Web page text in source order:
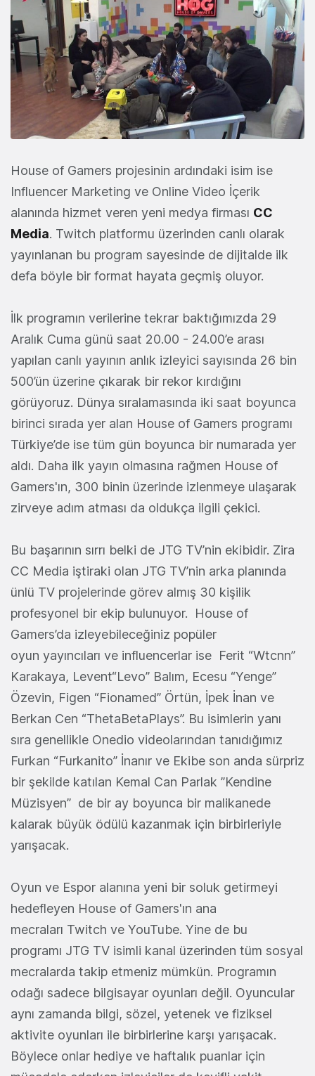
House of Gamers projesinin ardındaki isim ise
Influencer Marketing ve Online Video İçerik
alanında hizmet veren yeni medya firması CC
Media. Twitch platformu üzerinden canlı olarak
yayınlanan bu program sayesinde de dijitalde ilk
defa böyle bir format hayata geçmiş oluyor.
İlk programın verilerine tekrar baktığımızda 29
Aralık Cuma günü saat 20.00 - 24.00’e arası
yapılan canlı yayının anlık izleyici sayısında 26 bin
500’ün üzerine çıkarak bir rekor kırdığını
görüyoruz. Dünya sıralamasında iki saat boyunca
birinci sırada yer alan House of Gamers programı
Türkiye’de ise tüm gün boyunca bir numarada yer
aldı. Daha ilk yayın olmasına rağmen House of
Gamers'ın, 300 binin üzerinde izlenmeye ulaşarak
zirveye adım atması da oldukça ilgili çekici.
Bu başarının sırrı belki de JTG TV’nin ekibidir. Zira
CC Media iştiraki olan JTG TV’nin arka planında
ünlü TV projelerinde görev almış 30 kişilik
profesyonel bir ekip bulunuyor. House of
Gamers’da izleyebileceğiniz popüler
oyun yayıncıları ve influencerlar ise Ferit “Wtcnn”
Karakaya, Levent“Levo” Balım, Ecesu “Yenge”
Özevin, Figen “Fionamed” Örtün, İpek İnan ve
Berkan Cen “ThetaBetaPlays”. Bu isimlerin yanı
sıra genellikle Onedio videolarından tanıdığımız
Furkan “Furkanito” İnanır ve Ekibe son anda sürpriz
bir şekilde katılan Kemal Can Parlak ”Kendine
Müzisyen” de bir ay boyunca bir malikanede
kalarak büyük ödülü kazanmak için birbirleriyle
yarışacak.
Oyun ve Espor alanına yeni bir soluk getirmeyi
hedefleyen House of Gamers'ın ana
mecraları Twitch ve YouTube. Yine de bu
programı JTG TV isimli kanal üzerinden tüm sosyal
mecralarda takip etmeniz mümkün. Programın
odağı sadece bilgisayar oyunları değil. Oyuncular
aynı zamanda bilgi, sözel, yetenek ve fiziksel
aktivite oyunları ile birbirlerine karşı yarışacak.
Böylece onlar hediye ve haftalık puanlar için